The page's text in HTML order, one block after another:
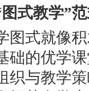
式教学”
式就像积
础的优学
织与教学